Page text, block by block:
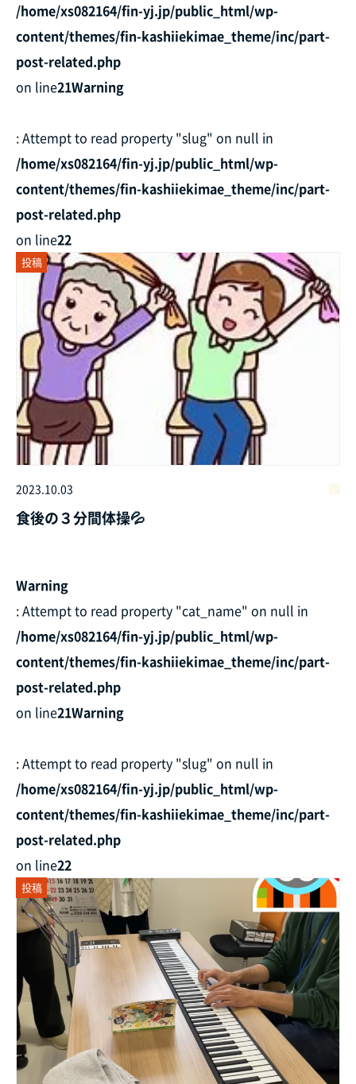
/home/xs082164/fin-yj.jp/public_html/wp-
content/themes/fin-kashiiekimae_theme/inc/part-
post-related.php
on line21Warning
: Attempt to read property "slug" on null in
/home/xs082164/fin-yj.jp/public_html/wp-
content/themes/fin-kashiiekimae_theme/inc/part-
post-related.php
on line22
投稿
2023.10.03
食後の３分間体操💦
Warning
: Attempt to read property "cat_name" on null in
/home/xs082164/fin-yj.jp/public_html/wp-
content/themes/fin-kashiiekimae_theme/inc/part-
post-related.php
on line21Warning
: Attempt to read property "slug" on null in
/home/xs082164/fin-yj.jp/public_html/wp-
content/themes/fin-kashiiekimae_theme/inc/part-
post-related.php
on line22
投稿